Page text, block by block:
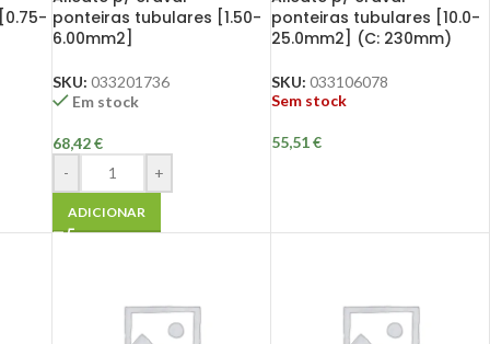
ponteiras tubulares [1.50-
6.00mm2]
SKU:033201736
Em stock
68,42€
-
+
ADICIONAR
ponteiras tubulares [10.0-
25.0mm2] (C: 230mm)
SKU:033106078
Sem stock
55,51€